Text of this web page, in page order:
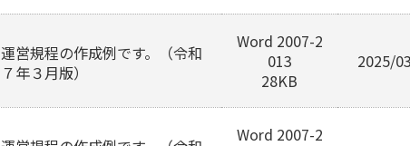
運営規程の作成例です。（令和
７年３月版）
Word 2007-2
013
28KB
2025/
Word 2007-2